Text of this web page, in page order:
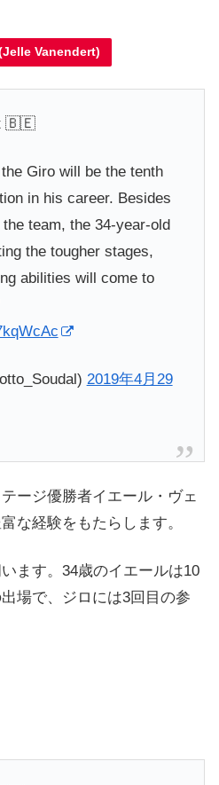
Jelle Vanendert)
🇧🇪
Giro will be the tenth
in his career. Besides
team, the 34-year-old
the tougher stages,
abilities will come to
2019年4月29
ージ優勝者イエール・ヴェ
な経験をもたらします。
ます。 34歳のイエールは10
場で、ジロには3回目の参